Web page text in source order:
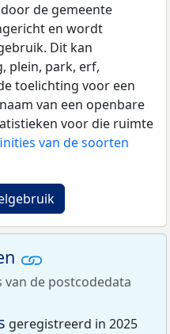
de gemeente
en wordt
Dit kan
plein, park, erf,
toelichting voor een
van een openbare
voor die ruimte
van de soorten
van de postcodedata
geregistreerd in 2025